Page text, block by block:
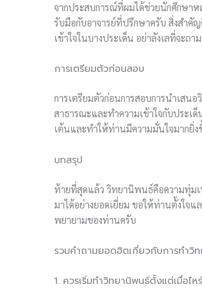
จากประสบการณ์ที่ผมได้ช่วยนักศึกษา
รับมือกับอาจารย์ที่ปรึกษาครับ สิ่งสำคั
เข้าใจในบางประเด็น อย่าลังเลที่จะ
การเตรียมตัวก่อนสอบ
การเตรียมตัวก่อนการสอบการนำเสน
สาธารณะและทำความเข้าใจกับประเ
เต้นและทำให้ท่านมีความมั่นใจมากยิ่ง
บทสรุป
ท้ายที่สุดแล้ว วิทยานิพนธ์คือความทุ่ม
มาได้อย่างยอดเยี่ยม ขอให้ท่านตั้งใจ
พยายามของท่านครับ
รวมคำถามยอดฮิตเกี่ยวกับการทำวิ
1. ควรเริ่มทำวิทยานิพนธ์ตั้งแต่เมื่อไห